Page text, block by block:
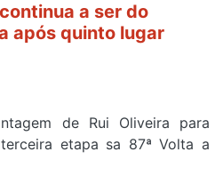
a ser do
após quinto lugar
de Rui Oliveira para
etapa sa 87ª Volta a